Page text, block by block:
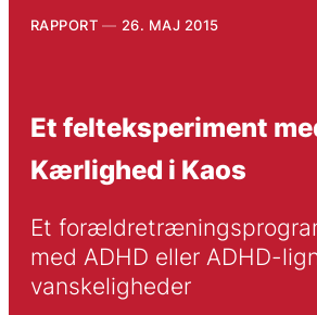
RAPPORT 26. MAJ 2015
Et felteksperiment
Kærlighed i Kaos
Et
med ADHD eller ADHD-
vanskeligheder